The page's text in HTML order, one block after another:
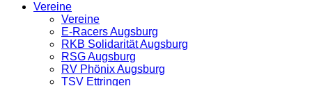
Vereine
Vereine
E-Racers Augsburg
RKB Solidarität Augsburg
RSG Augsburg
RV Phönix Augsburg
TSV Ettringen